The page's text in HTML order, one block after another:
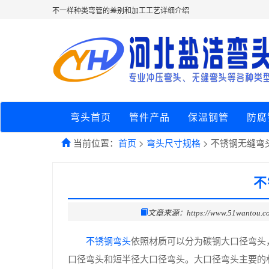
不一样种类弯管的差别和加工工艺详细介绍
弯头首页 管件产品 保温钢管 防
当前位置： 首页 > 弯头尺寸规格 > 不锈钢无缝弯
文章来源：https://
不锈钢弯头依照材质可以分为碳钢大口径弯
口径弯头和短半径大口径弯头。大口径弯头主要